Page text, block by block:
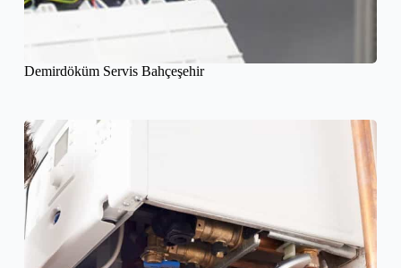
Demirdöküm Servis Bahçeşehir